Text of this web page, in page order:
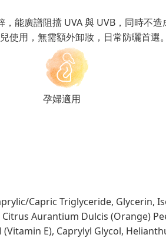
能廣譜阻擋 UVA 與 UVB，同時不
用，無需額外卸妝，日常防曬首選。
孕婦適用
Capric Triglyceride,
Aurantium Dulcis (Orange)
E), Caprylyl Glycol,